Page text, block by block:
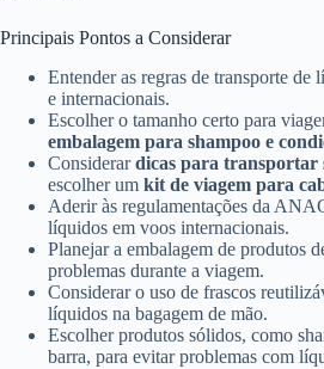
Principais Pontos a Considerar
Entender as regras de transporte de
e internacionais.
Escolher o tamanho certo para
embalagem para shampoo e
Considerardicas para transportar
escolher um kit de viagem para
Aderir às regulamentações da
líquidos em voos internacionais.
Planejar a embalagem de produtos
problemas durante a viagem.
Considerar o uso de frascos
líquidos na bagagem de mão.
Escolher produtos sólidos, como
barra, para evitar problemas com